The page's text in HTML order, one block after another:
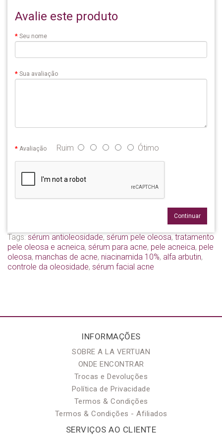
Avalie este produto
Seu nome
Sua avaliação
Avaliação Ruim Ótimo
Continuar
Tags: sérum antioleosidade, sérum pele oleosa, tratamento
pele oleosa e acneica, sérum para acne, pele acneica, pele
oleosa, manchas de acne, niacinamida 10%, alfa arbutin,
controle da oleosidade, sérum facial acne
INFORMAÇÕES
SOBRE A LA VERTUAN
ONDE ENCONTRAR
Trocas e Devoluções
Política de Privacidade
Termos & Condições
Termos & Condições - Afiliados
SERVIÇOS AO CLIENTE